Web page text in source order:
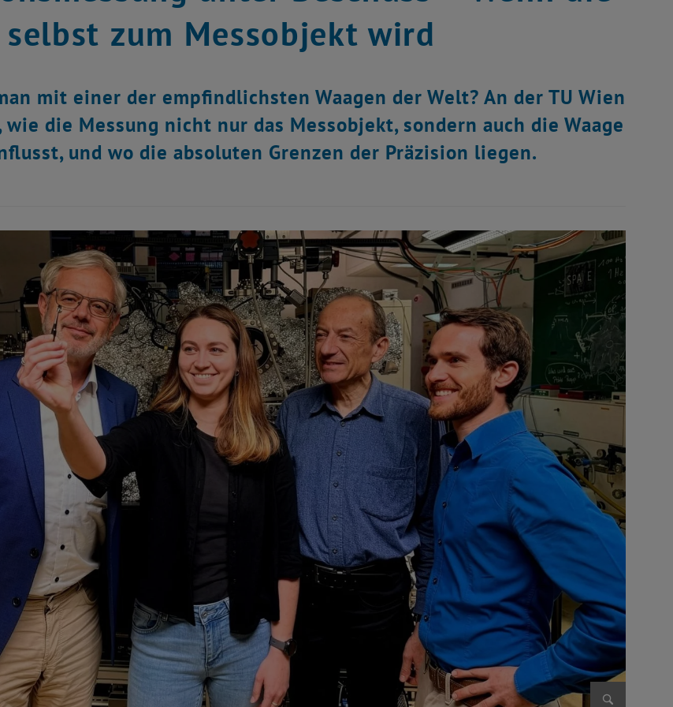
selbst zum Messobjekt wird
mit einer der empfindlichsten Waagen der Welt? An der TU Wien
die Messung nicht nur das Messobjekt, sondern auch die Waage
und wo die absoluten Grenzen der Präzision liegen.